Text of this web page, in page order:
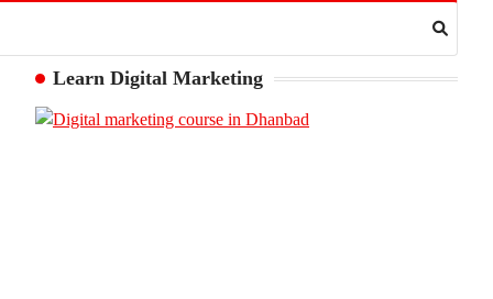
Learn Digital Marketing